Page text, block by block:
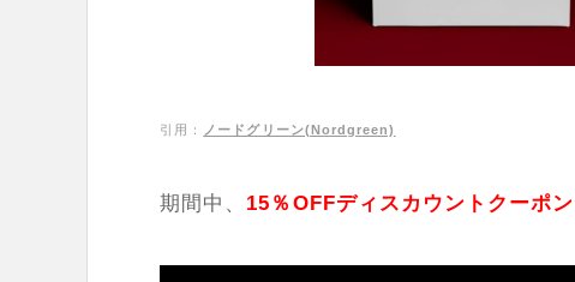
引用： ノードグリーン(Nordgreen)
期間中、 15％OFFディスカウントクーポン